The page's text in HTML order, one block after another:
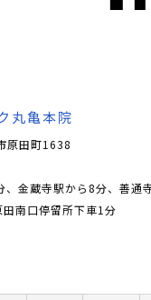
丸亀本院
原田町1638
金蔵寺駅から8分、善通
南口停留所下車1分